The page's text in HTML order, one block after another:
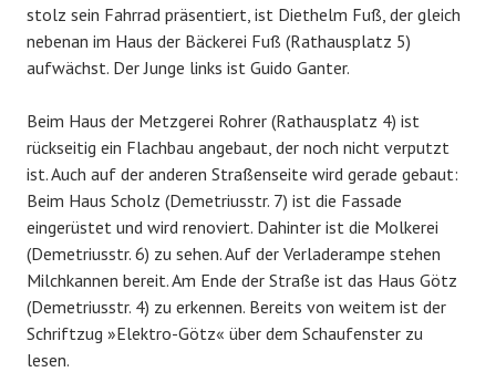
stolz sein Fahrrad präsentiert, ist Diethelm Fuß, der gleich
nebenan im Haus der Bäckerei Fuß (Rathausplatz 5)
aufwächst. Der Junge links ist Guido Ganter.
Beim Haus der Metzgerei Rohrer (Rathausplatz 4) ist
rückseitig ein Flachbau angebaut, der noch nicht verputzt
ist. Auch auf der anderen Straßenseite wird gerade gebaut:
Beim Haus Scholz (Demetriusstr. 7) ist die Fassade
eingerüstet und wird renoviert. Dahinter ist die Molkerei
(Demetriusstr. 6) zu sehen. Auf der Verladerampe stehen
Milchkannen bereit. Am Ende der Straße ist das Haus Götz
(Demetriusstr. 4) zu erkennen. Bereits von weitem ist der
Schriftzug »Elektro-Götz« über dem Schaufenster zu
lesen.